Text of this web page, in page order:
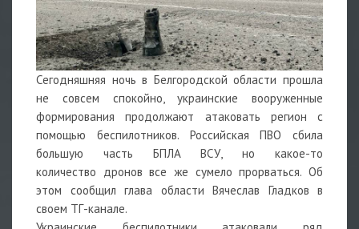
Сегодняшняя ночь в Белгородской области прошла
не совсем спокойно, украинские вооруженные
формирования продолжают атаковать регион с
помощью беспилотников. Российская ПВО сбила
большую часть БПЛА ВСУ, но какое-то
количество дронов все же сумело прорваться. Об
этом сообщил глава области Вячеслав Гладков в
своем ТГ-канале.